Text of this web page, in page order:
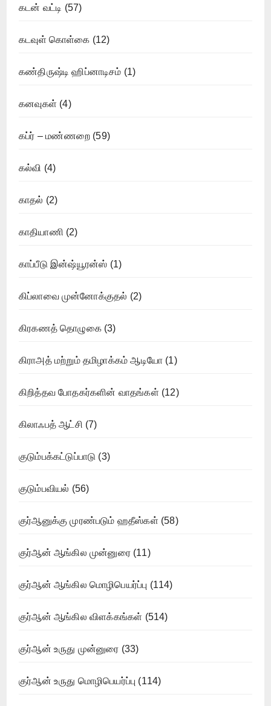
கடன் வட்டி (57)
கடவுள் கொள்கை (12)
கண்திருஷ்டி ஹிப்னாடிசம் (1)
கனவுகள் (4)
கப்ர் – மண்ணறை (59)
கல்வி (4)
காதல் (2)
காதியாணி (2)
காப்பீடு இன்ஷ்யூரன்ஸ் (1)
கிப்லாவை முன்னோக்குதல் (2)
கிரகணத் தொழுகை(3)
கிராஅத் மற்றும் தமிழாக்கம் ஆடியோ (1)
கிறித்தவ போதகர்களின் வாதங்கள் (12)
கிலாஃபத் ஆட்சி (7)
குடும்பக்கட்டுப்பாடு (3)
குடும்பவியல் (56)
குர்ஆனுக்கு முரண்படும் ஹதீஸ்கள் (58)
குர்ஆன் ஆங்கில முன்னுரை(11)
குர்ஆன் ஆங்கில மொழிபெயர்ப்பு (114)
குர்ஆன் ஆங்கில விளக்கங்கள் (514)
குர்ஆன் உருது முன்னுரை (33)
குர்ஆன் உருது மொழிபெயர்ப்பு (114)